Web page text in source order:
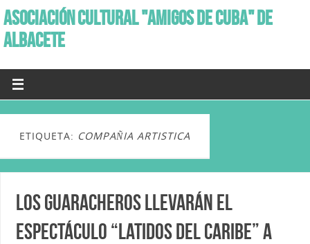
ASOCIACIÓN CULTURAL "AMIGOS DE CUBA" DE
ALBACETE
ETIQUETA: COMPAÑIA ARTISTICA
Los Guaracheros llevarán el
espectáculo “Latidos del Caribe” a